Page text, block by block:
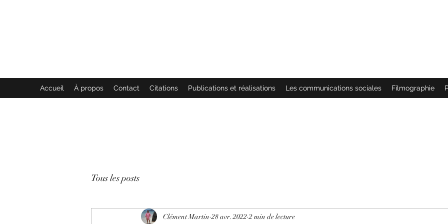
Accueil À propos Contact Citations Publications et réalisations Les communications sociales Filmographie
Tous les posts
Clément Martin 28 avr. 2022 2 min de lecture